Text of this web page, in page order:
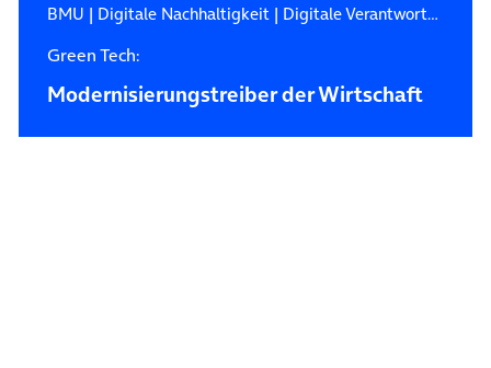
BMU | Digitale Nachhaltigkeit| Digitale Verantwortung
Green Tech:
Modernisierungstreiber der Wirtschaft